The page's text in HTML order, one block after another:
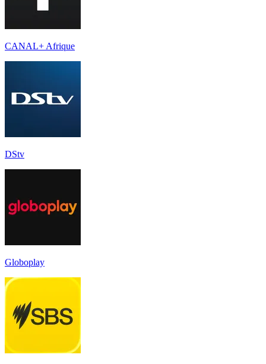
CANAL+ Afrique
DStv
Globoplay